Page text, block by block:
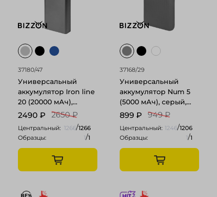
37180/47
Универсальный
аккумулятор Iron line
20 (20000 мАч),
металл, серебристый,
2490 ₽ 2650 ₽
Центральный: 1266/1266
Образцы:
1/1
37168/29
Универсальный
аккумулятор Num 5
(5000 мАч), серый,
10,2х6.3х1,2 см
899 ₽ 949 ₽
Центральный: 1246/1206
Образцы:
1/1